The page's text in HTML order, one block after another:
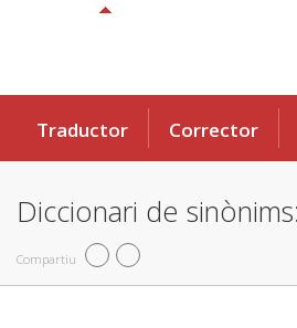
Traductor Corrector
Diccionari de
Compartiu